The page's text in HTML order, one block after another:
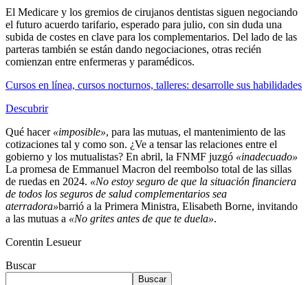
El Medicare y los gremios de cirujanos dentistas siguen negociando
el futuro acuerdo tarifario, esperado para julio, con sin duda una
subida de costes en clave para los complementarios. Del lado de las
parteras también se están dando negociaciones, otras recién
comienzan entre enfermeras y paramédicos.
Cursos en línea, cursos nocturnos, talleres: desarrolle sus habilidades
Descubrir
Qué hacer«imposible», para las mutuas, el mantenimiento de las
cotizaciones tal y como son. ¿Ve a tensar las relaciones entre el
gobierno y los mutualistas? En abril, la FNMF juzgó «inadecuado»
La promesa de Emmanuel Macron del reembolso total de las sillas
de ruedas en 2024. «No estoy seguro de que la situación financiera
de todos los seguros de salud complementarios sea
aterradora»barrió a la Primera Ministra, Elisabeth Borne, invitando
a las mutuas a «No grites antes de que te duela».
Corentin Lesueur
Buscar
Buscar